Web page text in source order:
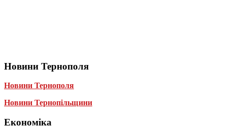
Новини Тернополя
Новини Тернополя
Новини Тернопільщини
Економіка